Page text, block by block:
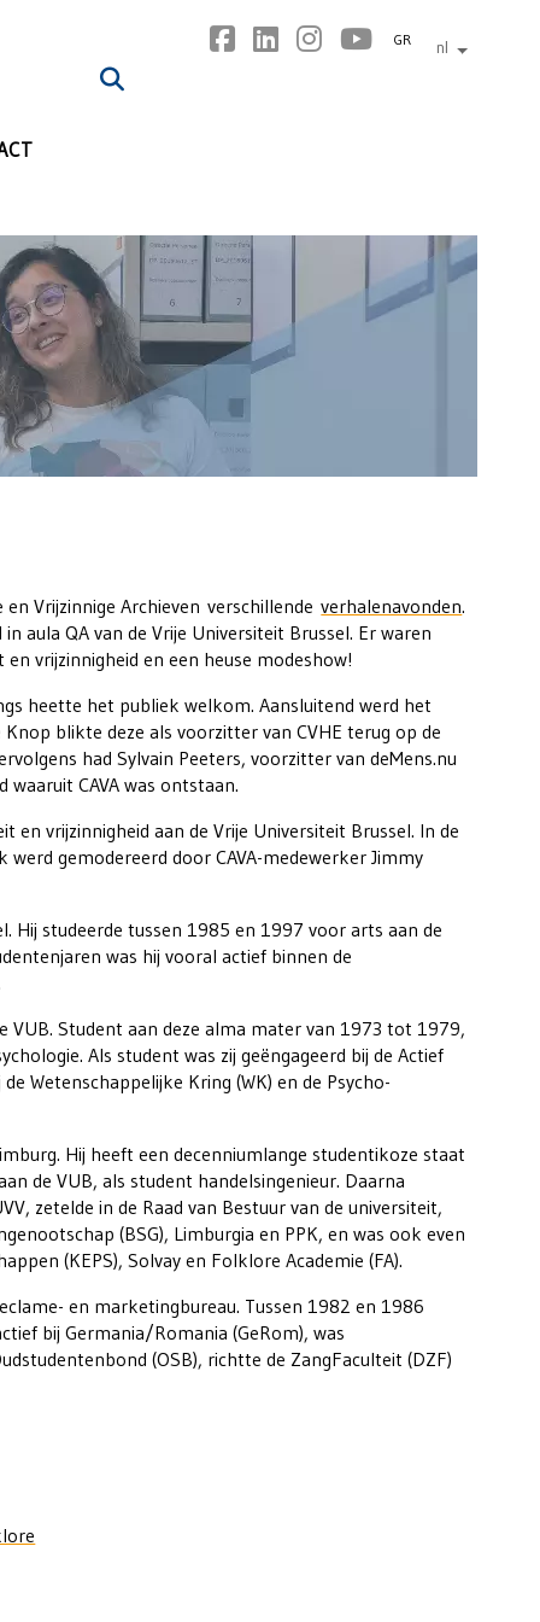
GR nl andere
Vrijzinnige Archieven verschillendeverhalenavonden.
aula QA van de Vrije Universiteit Brussel. Er waren
vrijzinnigheid en een heuse modeshow!
heette het publiek welkom. Aansluitend werd het
blikte deze als voorzitter van CVHE terug op de
had Sylvain Peeters, voorzitter van deMens.nu
CAVA was ontstaan.
vrijzinnigheid aan de Vrije Universiteit Brussel. In de
gemodereerd door CAVA-medewerker Jimmy
Hij studeerde tussen 1985 en 1997 voor arts aan de
was hij vooral actief binnen de
VUB. Student aan deze alma mater van 1973 tot 1979,
Als student was zij geëngageerd bij de Actief
Wetenschappelijke Kring (WK) en de Psycho-
Hij heeft een decenniumlange studentikoze staat
de VUB, als student handelsingenieur. Daarna
zetelde in de Raad van Bestuur van de universiteit,
(BSG), Limburgia en PPK, en was ook even
(KEPS), Solvay en Folklore Academie (FA).
en marketingbureau. Tussen 1982 en 1986
bij Germania/Romania (GeRom), was
(OSB), richtte de ZangFaculteit (DZF)